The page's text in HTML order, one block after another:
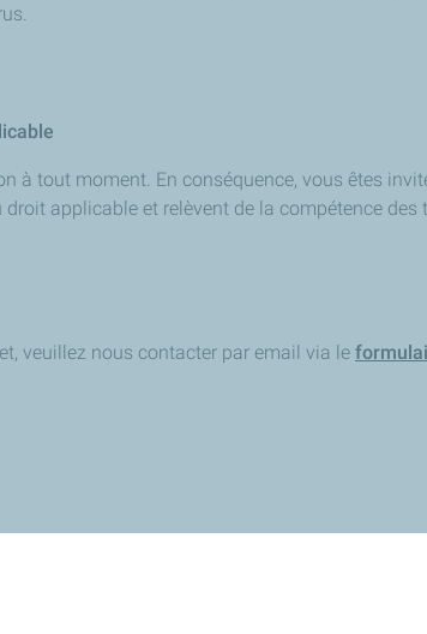
à tout moment. En conséquence, vous êtes
applicable et relèvent de la compétence des
veuillez nous contacter par email via le